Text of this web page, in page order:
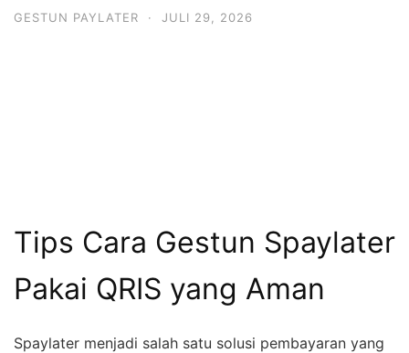
GESTUN PAYLATER · JULI 29, 2026
Tips Cara Gestun Spaylater
Pakai QRIS yang Aman
Spaylater menjadi salah satu solusi pembayaran yang